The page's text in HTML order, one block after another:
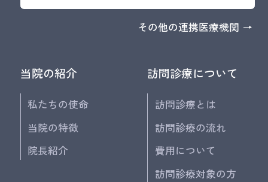
その他の連携医療機関 →
当院の紹介
私たちの使命
当院の特徴
院長紹介
訪問診療について
訪問診療とは
訪問診療の流れ
費用について
訪問診療対象の方